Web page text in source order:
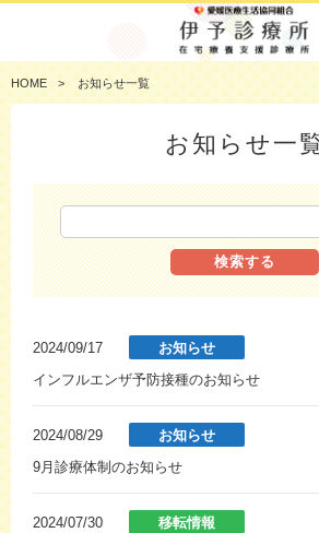
HOME お知らせ一覧
お知らせ一
検索する
2024/09/17
お知らせ
インフルエンザ予防接種のお知らせ
2024/08/29
お知らせ
9月診療体制のお知らせ
2024/07/30
移転情報